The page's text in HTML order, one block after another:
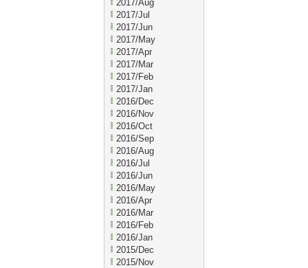
2017/Aug
2017/Jul
2017/Jun
2017/May
2017/Apr
2017/Mar
2017/Feb
2017/Jan
2016/Dec
2016/Nov
2016/Oct
2016/Sep
2016/Aug
2016/Jul
2016/Jun
2016/May
2016/Apr
2016/Mar
2016/Feb
2016/Jan
2015/Dec
2015/Nov